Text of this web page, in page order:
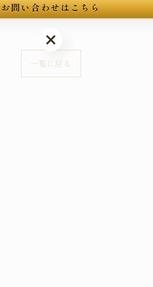
一覧に戻る
お問い合わせはこちら
お問い合わせはこちら